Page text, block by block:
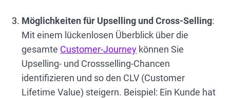
Möglichkeiten für Upselling und Cross-Selling:
Mit einem lückenlosen Überblick über die
gesamte Customer-Journey können Sie
Upselling- und Crossselling-Chancen
identifizieren und so den CLV (Customer
Lifetime Value) steigern. Beispiel: Ein Kunde hat